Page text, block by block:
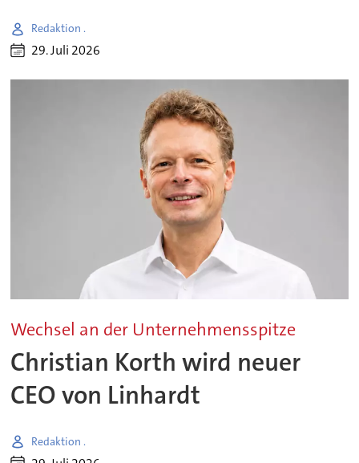
Redaktion .
29. Juli 2026
Wechsel an der Unternehmensspitze
Christian Korth wird neuer
CEO von Linhardt
Redaktion .